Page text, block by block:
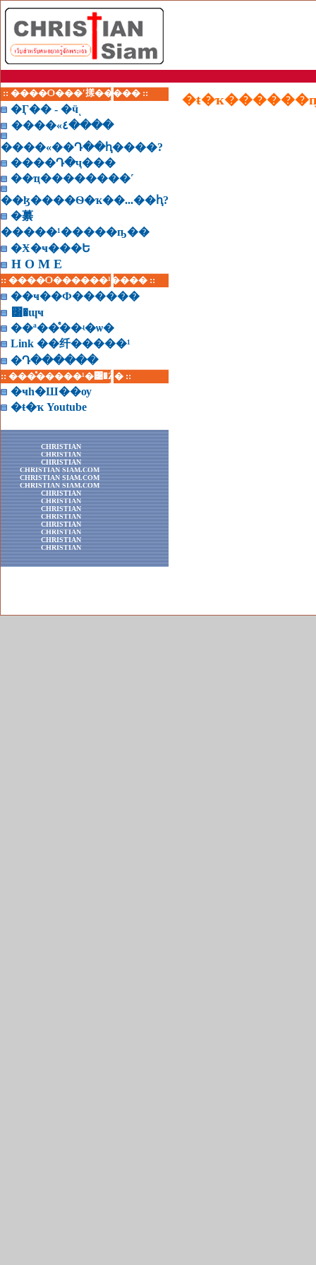
:: ����Ѻ���ʹ㨾����� ::
�Ӷ�� - �ӵͺ
����«٤����
����«��Դ��ԧ����?
����Դ�ҷ���
��ҵ��������˹
��ɮ����Ѳ�ҡ��...��ԧ?
�繤
�����¹�����ҧ��
�Ӿ�ҹ���Ե
H O M E
:: ����Ѻ������¹���� ::
��ҹ��Ф������
͸�ɰҹ
��ª��ͤ��ʵ�ѡ�
Link ��纤�����¹
�Դ������
:: ���ͤ�����¹�͹�Ź� ::
�ҹһ�Ш��ѹ
�ŧ�ҡ Youtube
CHRISTIAN
CHRISTIAN
CHRISTIAN
CHRISTIAN SIAM.COM
CHRISTIAN SIAM.COM
CHRISTIAN SIAM.COM
CHRISTIAN
CHRISTIAN
CHRISTIAN
CHRISTIAN
CHRISTIAN
CHRISTIAN
CHRISTIAN
CHRISTIAN